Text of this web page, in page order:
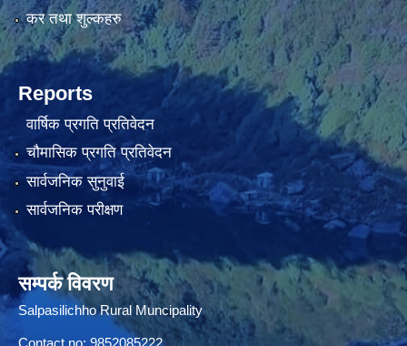
कर तथा शुल्कहरु
Reports
वार्षिक प्रगति प्रतिवेदन
चौमासिक प्रगति प्रतिवेदन
सार्वजनिक सुनुवाई
सार्वजनिक परीक्षण
सम्पर्क विवरण
Salpasilichho Rural Muncipality
Contact no: 9852085222